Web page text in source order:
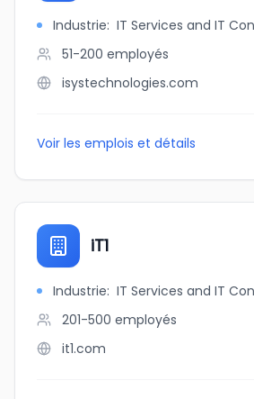
Industrie: IT Services and IT
51-200 employés
isystechnologies.com
Voir les emplois et détails
iT1
Industrie: IT Services and IT
201-500 employés
it1.com